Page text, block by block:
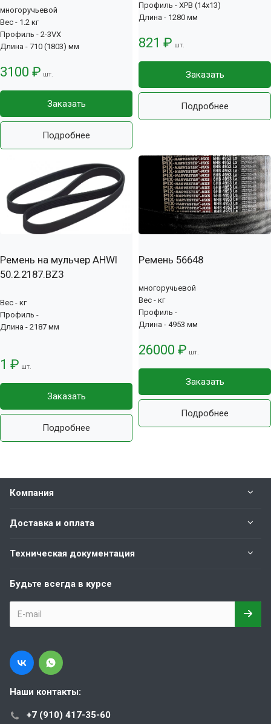
многоручьевой
Вес - 1.2 кг
Профиль - 2-3VX
Длина - 710 (1803) мм
3100 ₽ шт.
Заказать
Подробнее
Профиль - XPB (14x13)
Длина - 1280 мм
821 ₽ шт.
Заказать
Подробнее
Ремень на мульчер AHWI
50.2.2187.BZ3
Вес - кг
Профиль -
Длина - 2187 мм
1 ₽ шт.
Заказать
Подробнее
Ремень 56648
многоручьевой
Вес - кг
Профиль -
Длина - 4953 мм
26000 ₽ шт.
Заказать
Подробнее
Компания
Доставка и оплата
Техническая документация
Будьте всегда в курсе
Наши контакты:
+7 (910) 417-35-60